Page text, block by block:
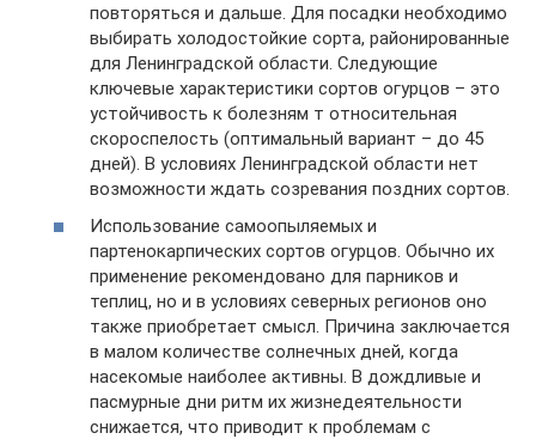
повторяться и дальше. Для посадки необходимо
выбирать холодостойкие сорта, районированные
для Ленинградской области. Следующие
ключевые характеристики сортов огурцов – это
устойчивость к болезням т относительная
скороспелость (оптимальный вариант – до 45
дней). В условиях Ленинградской области нет
возможности ждать созревания поздних сортов.
Использование самоопыляемых и
партенокарпических сортов огурцов. Обычно их
применение рекомендовано для парников и
теплиц, но и в условиях северных регионов оно
также приобретает смысл. Причина заключается
в малом количестве солнечных дней, когда
насекомые наиболее активны. В дождливые и
пасмурные дни ритм их жизнедеятельности
снижается, что приводит к проблемам с